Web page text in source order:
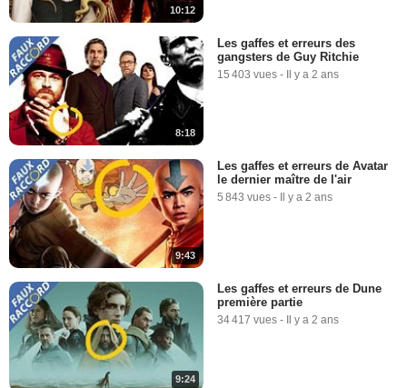
10:12
8:18
Les gaffes et erreurs des
gangsters de Guy Ritchie
15 403 vues - Il y a 2 ans
9:43
Les gaffes et erreurs de Avatar
le dernier maître de l'air
5 843 vues - Il y a 2 ans
9:24
Les gaffes et erreurs de Dune
première partie
34 417 vues - Il y a 2 ans